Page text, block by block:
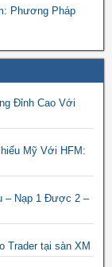
Phương Pháp
Đỉnh Cao Với
Mỹ Với HFM:
– Nạp 1 Được 2 –
Trader tại sàn XM